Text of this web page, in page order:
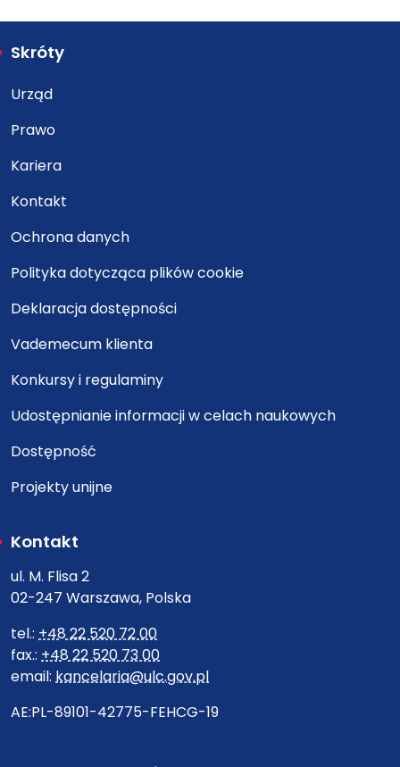
Skróty
Urząd
Prawo
Kariera
Kontakt
Ochrona danych
Polityka dotycząca plików cookie
Deklaracja dostępności
Vademecum klienta
Konkursy i regulaminy
Udostępnianie informacji w celach naukowych
Dostępność
Projekty unijne
Kontakt
ul. M. Flisa 2
02-247 Warszawa, Polska
tel.: +48 22 520 72 00
fax.: +48 22 520 73 00
email: kancelaria@ulc.gov.pl
AE:PL-89101-42775-FEHCG-19